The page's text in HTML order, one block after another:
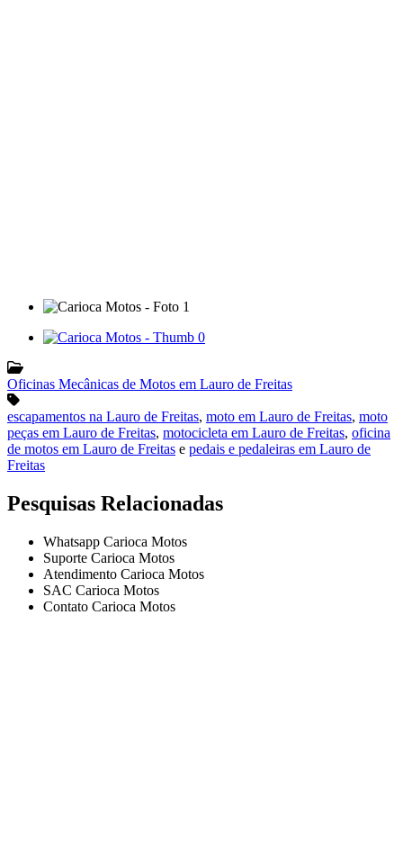
Oficinas Mecânicas de Motos em Lauro de Freitas
escapamentos na Lauro de Freitas, moto em Lauro de Freitas, moto
peças em Lauro de Freitas, motocicleta em Lauro de Freitas, oficina
de motos em Lauro de Freitas e pedais e pedaleiras em Lauro de
Freitas
Pesquisas Relacionadas
Whatsapp Carioca Motos
Suporte Carioca Motos
Atendimento Carioca Motos
SAC Carioca Motos
Contato Carioca Motos